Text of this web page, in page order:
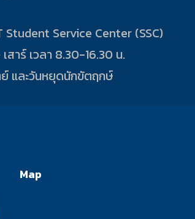
Student Service Center (SSC)
สาร์ เวลา 8.30-16.30 น.
และวันหยุดนักขัตฤกษ์
Map